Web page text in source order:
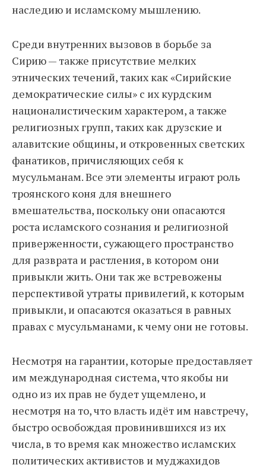
наследию и исламскому мышлению.
Среди внутренних вызовов в борьбе за
Сирию — также присутствие мелких
этнических течений, таких как «Сирийские
демократические силы» с их курдским
националистическим характером, а также
религиозных групп, таких как друзские и
алавитские общины, и откровенных светских
фанатиков, причисляющих себя к
мусульманам. Все эти элементы играют роль
троянского коня для внешнего
вмешательства, поскольку они опасаются
роста исламского сознания и религиозной
приверженности, сужающего пространство
для разврата и растления, в котором они
привыкли жить. Они так же встревожены
перспективой утраты привилегий, к которым
привыкли, и опасаются оказаться в равных
правах с мусульманами, к чему они не готовы.
Несмотря на гарантии, которые предоставляет
им международная система, что якобы ни
одно из их прав не будет ущемлено, и
несмотря на то, что власть идёт им навстречу,
быстро освобождая провинившихся из их
числа, в то время как множество исламских
политических активистов и муджахидов